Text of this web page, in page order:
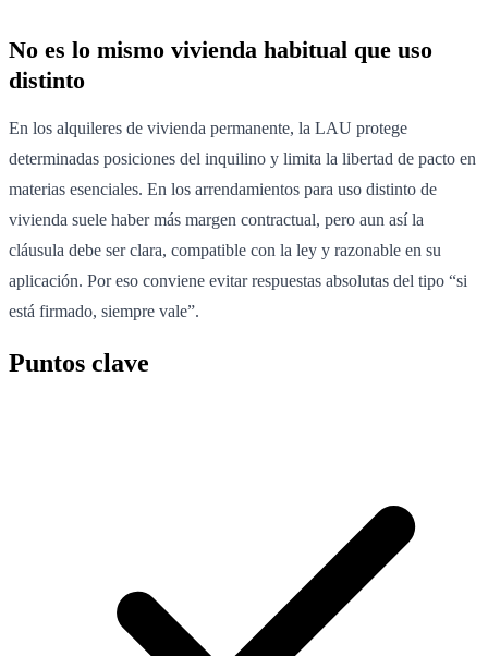
No es lo mismo vivienda habitual que uso
distinto
En los alquileres de vivienda permanente, la LAU protege
determinadas posiciones del inquilino y limita la libertad de pacto en
materias esenciales. En los arrendamientos para uso distinto de
vivienda suele haber más margen contractual, pero aun así la
cláusula debe ser clara, compatible con la ley y razonable en su
aplicación. Por eso conviene evitar respuestas absolutas del tipo “si
está firmado, siempre vale”.
Puntos clave